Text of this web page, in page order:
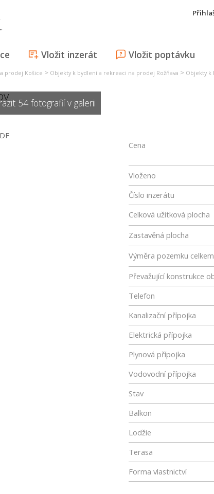
Vložit inzerát Vložit poptávku
prodej Košice > Objekty k bydlení a rekreaci na prodej Rožňava > Objekty k
54 fotografií v galerii
Cena
Vloženo
Číslo inzerátu
Celková užitková plocha
Zastavěná plocha
Výměra pozemku celkem
Převažující konstrukce
Telefon
Kanalizační přípojka
Elektrická přípojka
Plynová přípojka
Vodovodní přípojka
Stav
Balkon
Lodžie
Terasa
Forma vlastnictví